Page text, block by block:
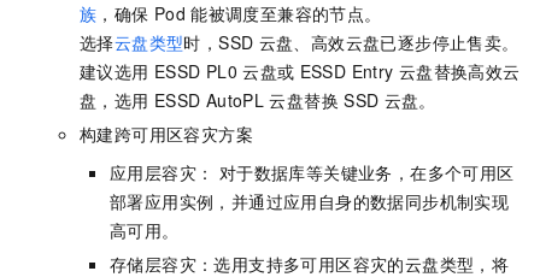
族 ，确保 Pod 能被调度至兼容的节点。
选择云盘类型时，SSD 云盘、高效云盘已逐步停止售卖。
建议选用 ESSD PL0 云盘或 ESSD Entry 云盘替换高效云
盘，选用 ESSD AutoPL 云盘替换 SSD 云盘。
构建跨可用区容灾方案
应用层容灾： 对于数据库等关键业务，在多个可用区
部署应用实例，并通过应用自身的数据同步机制实现
高可用。
存储层容灾：选用支持多可用区容灾的云盘类型，将